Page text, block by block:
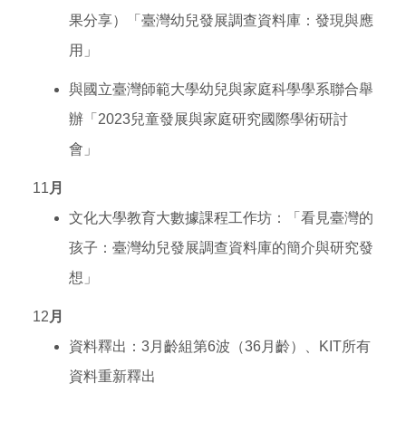
果分享）「臺灣幼兒發展調查資料庫：發現與應
用」
與國立臺灣師範大學幼兒與家庭科學學系聯合舉
辦「2023兒童發展與家庭研究國際學術研討
會」
11 月
文化大學教育大數據課程工作坊：「看見臺灣的
孩子：臺灣幼兒發展調查資料庫的簡介與研究發
想」
12 月
資料釋出：3月齡組第6波（36月齡）、KIT所有
資料重新釋出